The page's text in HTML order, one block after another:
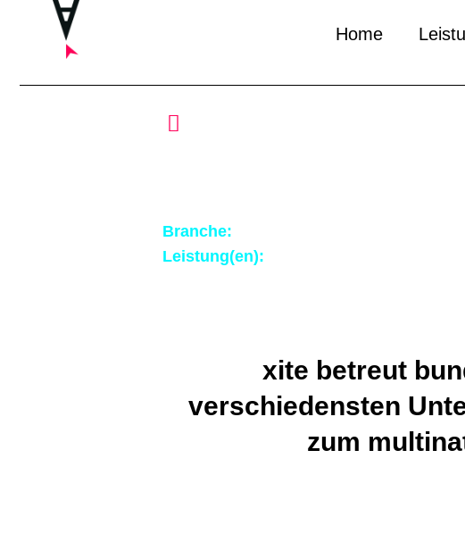
Home
Branche:
Leistung(en):
xite betreut
verschiedensten
zum